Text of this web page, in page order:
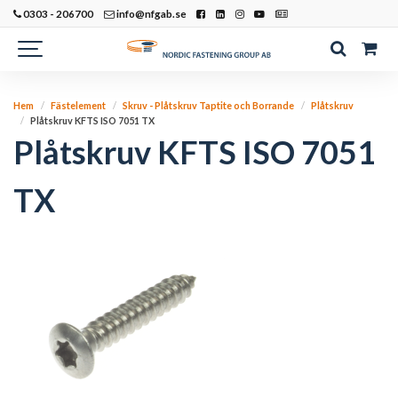
0303 - 206700 info@nfgab.se
Hem Fästelement Skruv - Plåtskruv Taptite och Borrande
Plåtskruv
Plåtskruv KFTS ISO 7051 TX
Plåtskruv KFTS ISO 7051
TX